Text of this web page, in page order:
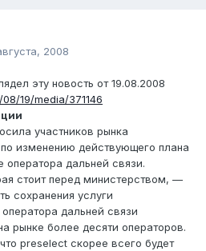
2008
эту новость от 19.08.2008
19/media/371146
участников рынка
изменению действующего плана
дальней связи.
стоит перед министерством, —
сохранения услуги
дальней связи
рынке более десяти операторов.
preselect скорее всего будет